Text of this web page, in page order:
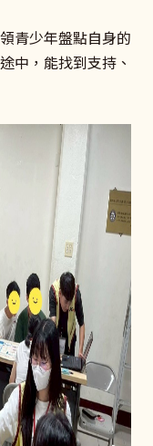
青少年盤點自身的
中，能找到支持、